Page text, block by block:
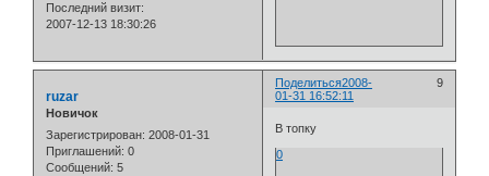
Последний визит:
2007-12-13 18:30:26
Поделиться 9
2008-
01-31 16:52:11
ruzar
Новичок
Зарегистрирован: 2008-01-31
Приглашений: 0
Сообщений: 5
В топку
0